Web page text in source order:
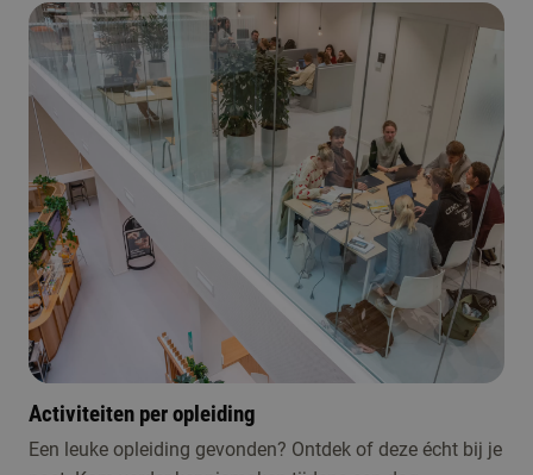
Activiteiten per opleiding
Een leuke opleiding gevonden? Ontdek of deze écht bij je